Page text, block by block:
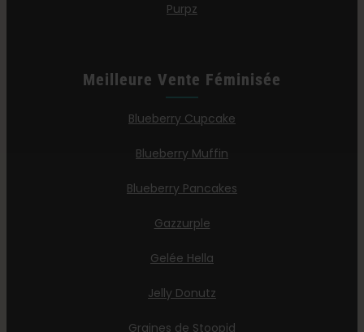
Purpz
Meilleure Vente Féminisée
Blueberry Cupcake
Blueberry Muffin
Blueberry Pancakes
Gazzurple
Gelée Hella
Jelly Donutz
Graines de Stoopid